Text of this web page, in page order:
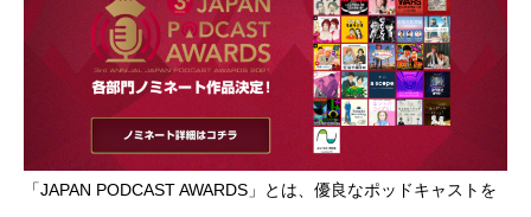
「JAPAN PODCAST AWARDS」とは、優良なポッドキャストを